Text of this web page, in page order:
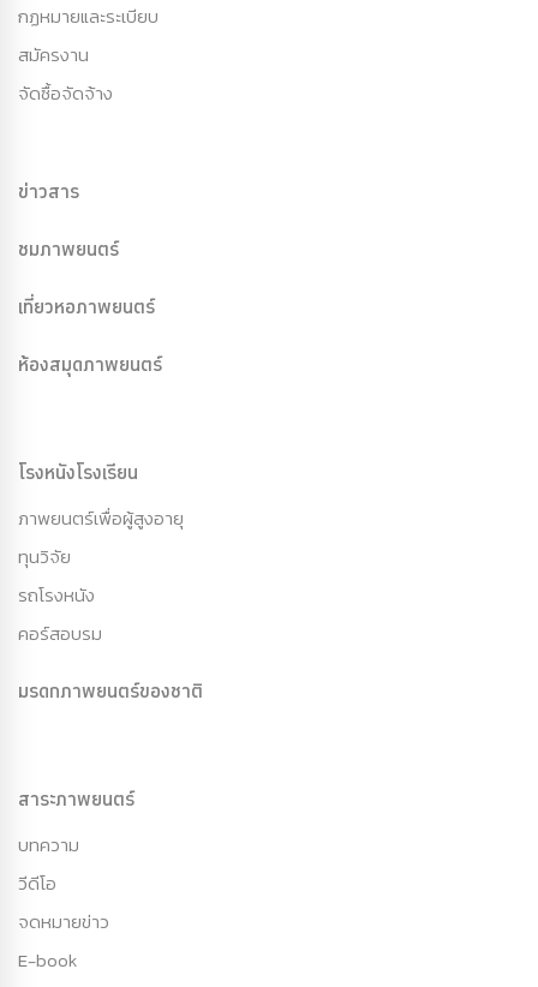
กฏหมายและระเบียบ
สมัครงาน
จัดซื้อจัดจ้าง
ข่าวสาร
ชมภาพยนตร์
เที่ยวหอภาพยนตร์
ห้องสมุดภาพยนตร์
โรงหนังโรงเรียน
ภาพยนตร์เพื่อผู้สูงอายุ
ทุนวิจัย
รถโรงหนัง
คอร์สอบรม
มรดกภาพยนตร์ของชาติ
สาระภาพยนตร์
บทความ
วีดีโอ
จดหมายข่าว
E-book